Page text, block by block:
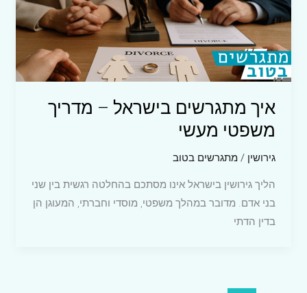
איך מתגרשים בישראל – מדריך
משפטי מעשי
גירושין / מתגרשים בטוב
הליך גירושין בישראל אינו מסתכם בהחלטה רגשית בין שני
בני אדם. מדובר במהלך משפטי, מוסדי וחברתי, המעוגן הן
בדין הדתי